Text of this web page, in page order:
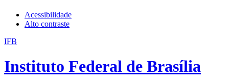
Acessibilidade
Alto contraste
IFB
Instituto Federal de Brasília